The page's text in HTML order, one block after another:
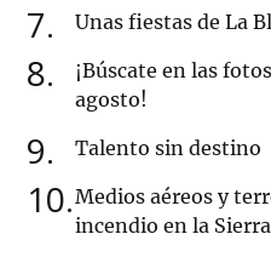
7 Unas fiestas de La
8
¡Búscate en las
agosto!
9 Talento sin destino
10 Medios aéreos y
incendio en la